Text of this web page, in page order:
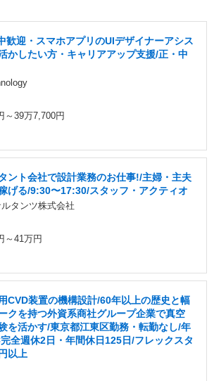
歓迎・スマホアプリのUIデザイナーアシス
かしたい方・キャリアアップ支援/正・中
～39万7,700円
ント会社で設計業務のお仕事!/主婦・主夫
げる/9:30〜17:30/スタッフ・アクティオ
タンツ株式会社
～41万円
CVD装置の機構設計/60年以上の歴史と幅
クを持つ外資系商社グループ企業で真空
を活かす/東京都江東区勤務・転勤なし/年
全週休2日・年間休日125日/フレックスタ
以上